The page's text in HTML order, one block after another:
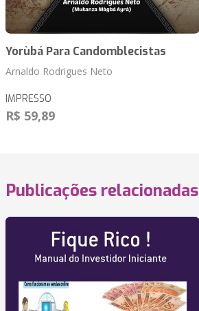
Yorùbá Para Candomblecistas
Arnaldo Rodrigues Neto
IMPRESSO
R$ 59,89
Publicações relacionadas